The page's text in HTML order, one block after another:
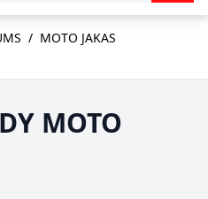
/ MOTO JAKAS
MOTO